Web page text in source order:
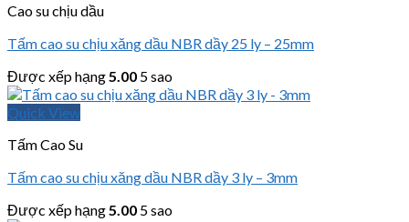
Cao su chịu dầu
Tấm cao su chịu xăng dầu NBR dầy 25 ly – 25mm
Được xếp hạng5.00 5 sao
Quick View
Tấm Cao Su
Tấm cao su chịu xăng dầu NBR dầy 3 ly – 3mm
Được xếp hạng5.00 5 sao